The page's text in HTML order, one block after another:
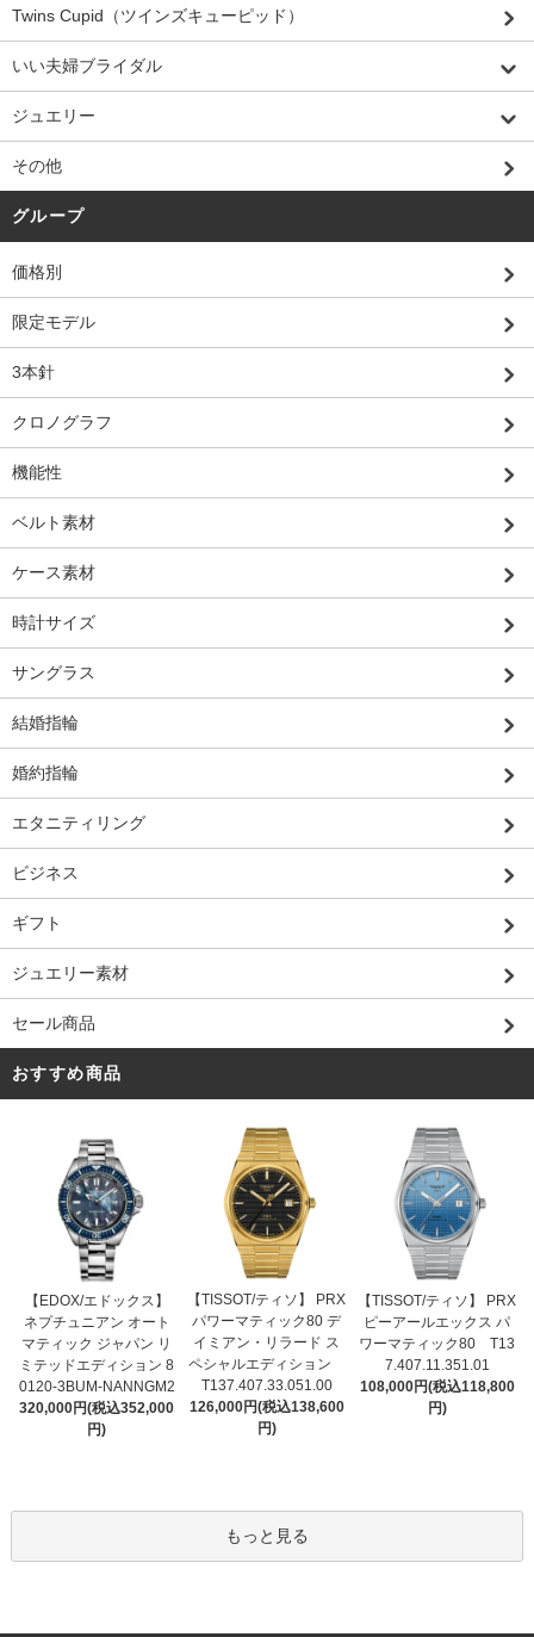
Twins Cupid（ツインズキューピッド）
いい夫婦ブライダル
ジュエリー
その他
グループ
価格別
限定モデル
3本針
クロノグラフ
機能性
ベルト素材
ケース素材
時計サイズ
サングラス
結婚指輪
婚約指輪
エタニティリング
ビジネス
ギフト
ジュエリー素材
セール商品
おすすめ商品
【EDOX/エドックス】
ネプチュニアン オート
マティック ジャパン リ
ミテッドエディション 8
0120-3BUM-NANNGM2
320,000円(税込352,000
円)
【TISSOT/ティソ】 PRX
パワーマティック80 デ
イミアン・リラード ス
ペシャルエディション
T137.407.33.051.00
126,000円(税込138,600
円)
【TISSOT/ティソ】 PRX
ピーアールエックス パ
ワーマティック80 T13
7.407.11.351.01
108,000円(税込118,800
円)
もっと見る